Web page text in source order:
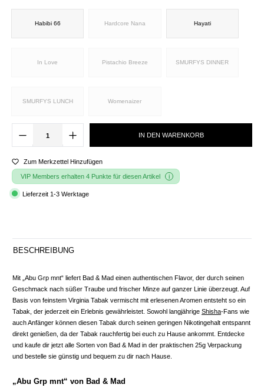
Habibi 66 Hardcore Nana Hayati
In Love Pistachio Breeze SMURFYS DINNER
SMURFYS LUNCH Womenaizer
IN DEN WARENKORB
Zum Merkzettel Hinzufügen
VIP Members erhalten 4 Punkte für diesen Artikel
Lieferzeit 1-3 Werktage
BESCHREIBUNG
Mit „Abu Grp mnt“ liefert Bad & Mad einen authentischen Flavor, der durch seinen
Geschmack nach süßer Traube und frischer Minze auf ganzer Linie überzeugt. Auf
Basis von feinstem Virginia Tabak vermischt mit erlesenen Aromen entsteht so ein
Tabak, der jederzeit ein Erlebnis gewährleistet. Sowohl langjährige Shisha-Fans wie
auch Anfänger können diesen Tabak durch seinen geringen Nikotingehalt entspannt
direkt genießen, da der Tabak rauchfertig bei euch zu Hause ankommt. Entdecke
und kaufe dir jetzt alle Sorten von Bad & Mad in der praktischen 25g Verpackung
und bestelle sie günstig und bequem zu dir nach Hause.
„Abu Grp mnt“ von Bad & Mad